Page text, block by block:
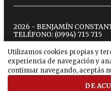
Utilizamos cookies propias y
experiencia de navegación y
continuar navegando, aceptás
DE
2026 - BENJAMÍN
TELÉFONO: (0994) 715 715
twitterinstagram
facebook